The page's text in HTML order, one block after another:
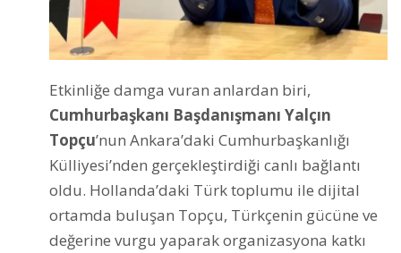
Etkinliğe damga vuran anlardan biri,
Cumhurbaşkanı Başdanışmanı Yalçın
Topçu’nun Ankara’daki Cumhurbaşkanlığı
Külliyesi’nden gerçekleştirdiği canlı bağlantı
oldu. Hollanda’daki Türk toplumu ile dijital
ortamda buluşan Topçu, Türkçenin gücüne ve
değerine vurgu yaparak organizasyona katkı